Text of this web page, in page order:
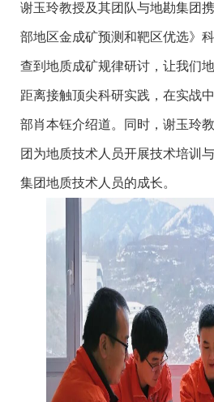
谢玉玲教授及其团队与地勘集团
部地区金成矿预测和靶区优选》
查到地质成矿规律研讨，让我们
距离接触顶尖科研实践，在实战
部肖本钰介绍道。同时，谢玉玲
团为地质技术人员开展技术培训
集团地质技术人员的成长。